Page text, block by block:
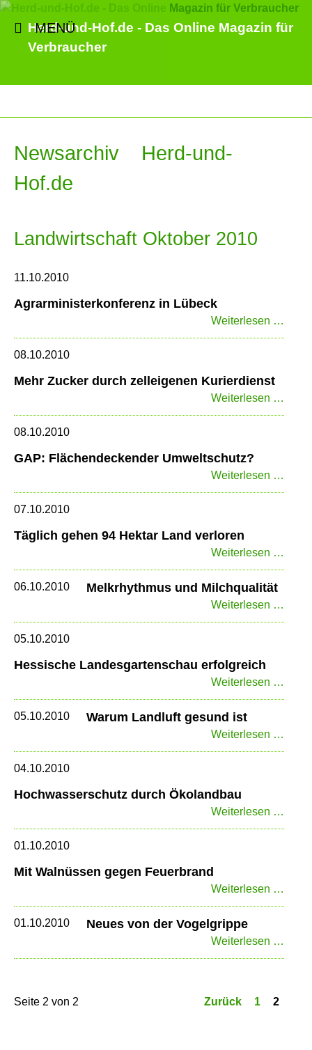
Herd-und-Hof.de - Das Online Magazin für
Verbraucher
MENÜ
Newsarchiv Herd-und-
Hof.de
Landwirtschaft Oktober 2010
11.10.2010
Agrarministerkonferenz in Lübeck
Weiterlesen …
in
08.10.2010
Mehr Zucker durch zelleigenen Kurierdienst
Weiterlesen …
08.10.2010
GAP: Flächendeckender Umweltschutz?
Weiterlesen …
07.10.2010
Täglich gehen 94 Hektar Land verloren
Weiterlesen …
06.10.2010 Melkrhythmus und Milchqualität
Weiterlesen …
und
05.10.2010
Hessische Landesgartenschau erfolgreich
Weiterlesen …
05.10.2010 Warum Landluft gesund ist
Weiterlesen …
04.10.2010
Hochwasserschutz durch Ökolandbau
Weiterlesen …
durch
01.10.2010
Mit Walnüssen gegen Feuerbrand
Weiterlesen …
01.10.2010 Neues von der Vogelgrippe
Weiterlesen …
von
Seite 2 von 2
Zurück 1 2